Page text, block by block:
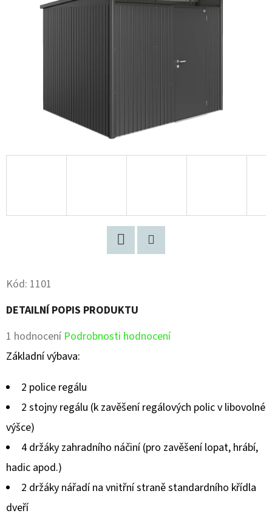
Kód: 1101
DETAILNÍ POPIS PRODUKTU
Průměrné
hodnocení
z
hvězdiček.
1 hodnocení Podrobnosti hodnocení
Základní výbava:
2 police regálu
2 stojny regálu (k zavěšení regálových polic v libovolné
výšce)
4 držáky zahradního náčiní (pro zavěšení lopat, hrábí,
hadic apod.)
2 držáky nářadí na vnitřní straně standardního křídla
dveří